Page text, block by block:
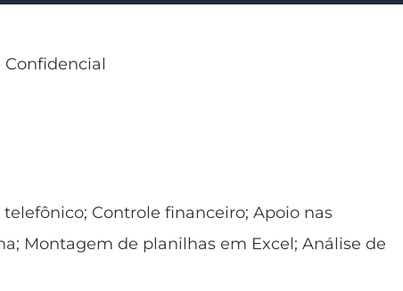
Confidencial
Controle financeiro; Apoio nas
Montagem de planilhas em Excel; Análise de